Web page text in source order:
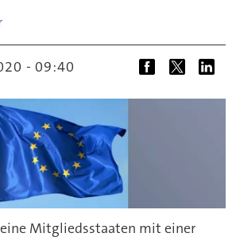
- 09:40
Mitgliedsstaaten mit einer